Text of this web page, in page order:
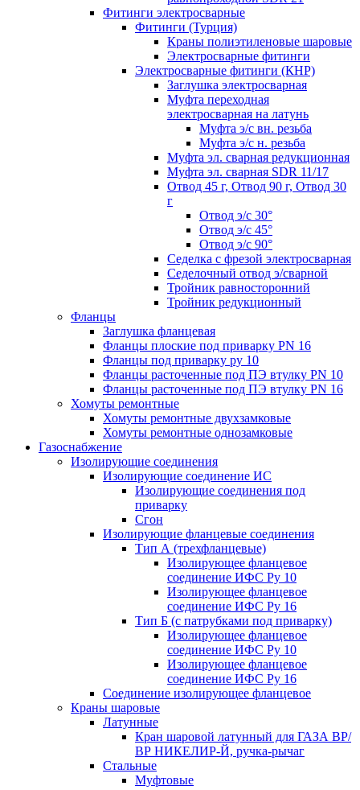
Фитинги электросварные
Фитинги (Турция)
Краны полиэтиленовые шаровые
Электросварные фитинги
Электросварные фитинги (КНР)
Заглушка электросварная
Муфта переходная
электросварная на латунь
Муфта э/с вн. резьба
Муфта э/с н. резьба
Муфта эл. cварная редукционная
Муфта эл. сварная SDR 11/17
Отвод 45 г, Отвод 90 г, Отвод 30
г
Отвод э/с 30°
Отвод э/с 45°
Отвод э/с 90°
Седелка с фрезой электросварная
Седелочный отвод э/сварной
Тройник равносторонний
Тройник редукционный
Фланцы
Заглушка фланцевая
Фланцы плоские под приварку PN 16
Фланцы под приварку ру 10
Фланцы расточенные под ПЭ втулку PN 10
Фланцы расточенные под ПЭ втулку PN 16
Хомуты ремонтные
Хомуты ремонтные двухзамковые
Хомуты ремонтные однозамковые
Газоснабжение
Изолирующие соединения
Изолирующие соединение ИС
Изолирующие соединения под
приварку
Сгон
Изолирующие фланцевые соединения
Тип А (трехфланцевые)
Изолирующее фланцевое
соединение ИФС Ру 10
Изолирующее фланцевое
соединение ИФС Ру 16
Тип Б (с патрубками под приварку)
Изолирующее фланцевое
соединение ИФС Ру 10
Изолирующее фланцевое
соединение ИФС Ру 16
Соединение изолирующее фланцевое
Краны шаровые
Латунные
Кран шаровой латунный для ГАЗА ВР/
ВР НИКЕЛИР-Й, ручка-рычаг
Стальные
Муфтовые